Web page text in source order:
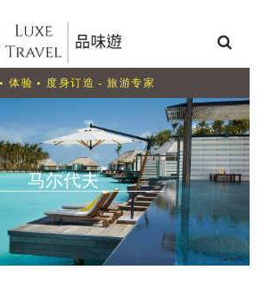
体验 • 度身订造 - 旅游专家
马尔代夫